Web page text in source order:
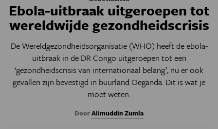
Ebola-uitbraak uitgeroepen tot
wereldwijde gezondheidscrisis
De Wereldgezondheidsorganisatie (WHO) heeft de ebola-
uitbraak in de DR Congo uitgeroepen tot een
‘gezondheidscrisis van internationaal belang’, nu er ook
gevallen zijn bevestigd in buurland Oeganda. Dit is wat je
moet weten.
DoorAlimuddin Zumla